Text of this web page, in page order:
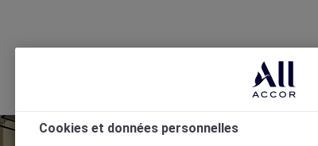
Cookies et données personnelles